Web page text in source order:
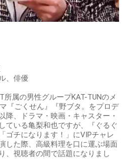
、俳優
所属の男性グループKAT-TUNのメ
『ごくせん』『野ブタ。をプロデ
降、ドラマ・映画・キャスター・
ている亀梨和也ですが、『ぐるぐ
ゴチになります！」にVIPチャレ
した際、高級料理を口に運ぶ場面
、視聴者の間で話題になりまし